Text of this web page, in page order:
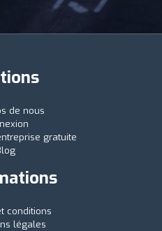
de nous
gratuite
conditions
légales